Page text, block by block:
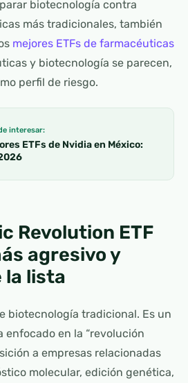
biotecnología contra
más tradicionales, también
mejores ETFs de farmacéuticas
y biotecnología se parecen,
perfil de riesgo.
interesar:
ETFs de Nvidia en México:
Revolution ETF
agresivo y
la lista
biotecnología tradicional. Es un
enfocado en la “revolución
a empresas relacionadas
molecular, edición genética,